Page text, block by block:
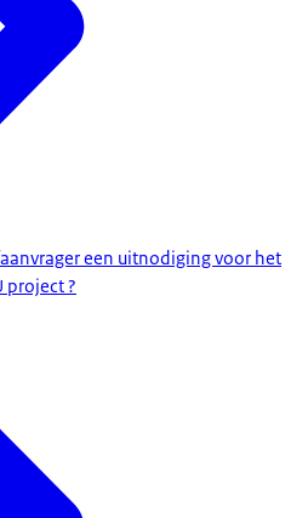
een uitnodiging voor het
project ?